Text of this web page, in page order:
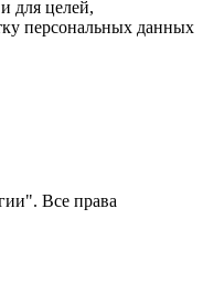
для целей,
персональных данных
Все права